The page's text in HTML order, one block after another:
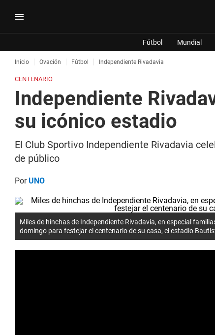
Fútbol Mundial
Inicio Ovación Fútbol Independiente Rivadavia
CENTENARIO
Independiente
su icónico estadio
El Club Sportivo Independiente Rivadavia
de público
PorUNO
Miles de hinchas de Independiente Rivadavia, en especial
domingo para festejar el centenario de su casa, el estadio